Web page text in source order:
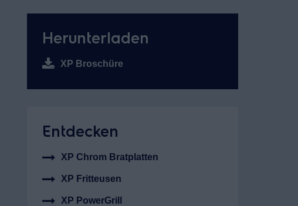
Herunterladen
XP Broschüre
Entdecken
XP Chrom Bratplatten
XP Fritteusen
XP PowerGrill